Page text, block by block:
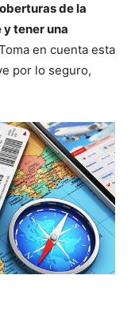
de la
y tener una
en cuenta esta
por lo seguro,